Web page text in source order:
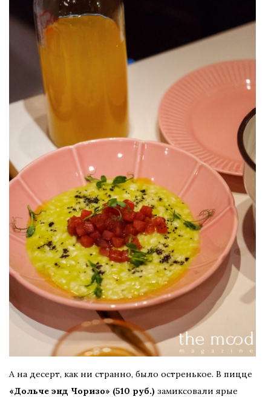
А на десерт, как ни странно, было остренькое. В пицце
«Дольче энд Чоризо» (510 руб.) замиксовали ярые